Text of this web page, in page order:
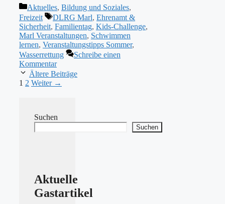
Kategorien
Aktuelles, Bildung und Soziales,
Freizeit
Schlagwörter
DLRG Marl, Ehrenamt &
Sicherheit, Familientag, Kids-Challenge,
Marl Veranstaltungen, Schwimmen
lernen, Veranstaltungstipps Sommer,
Wasserrettung
Schreibe einen
Kommentar
Ältere Beiträge
Seite
1 Seite
2 Weiter →
Suchen
Suchen
Aktuelle
Gastartikel